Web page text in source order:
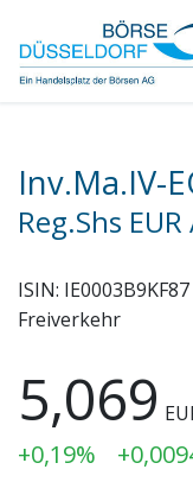
Inv.Ma.IV-
Reg.Shs EUR
ISIN: IE0003B9KF87
Freiverkehr
5,069
+0,19%